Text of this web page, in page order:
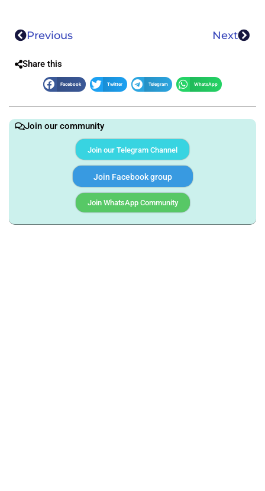
Previous Next
Share this
Facebook Twitter Telegram WhatsApp
Join our community
Join our Telegram Channel
Join Facebook group
Join WhatsApp Community